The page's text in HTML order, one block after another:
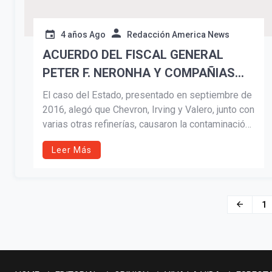
4 años Ago Redacción America News
ACUERDO DEL FISCAL GENERAL
PETER F. NERONHA Y COMPAÑIAS
PETROLERAS
El caso del Estado, presentado en septiembre de
2016, alegó que Chevron, Irving y Valero, junto con
varias otras refinerías, causaron la contaminación
del suelo y las aguas subterráneas de Rhode
Island con el aditivo de gasolina metil terciario-
Leer Más
1